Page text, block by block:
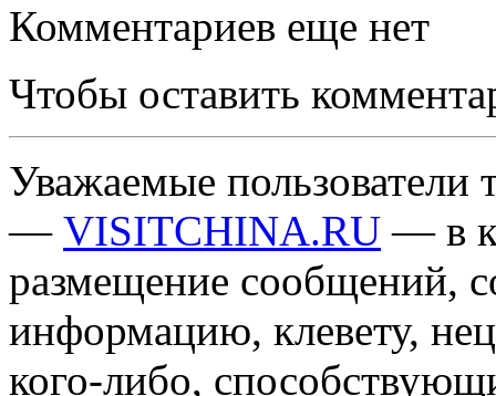
Комментариев еще нет
Чтобы оставить
Уважаемые пользователи
— VISITCHINA.RU — в
размещение сообщений,
информацию, клевету,
кого-либо,